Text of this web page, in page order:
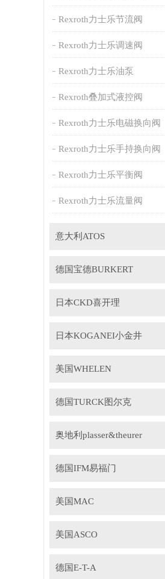
Rexroth力士乐节流阀
Rexroth力士乐调速阀
Rexroth力士乐油泵
Rexroth叠加式液控阀
Rexroth力士乐电磁换向阀
Rexroth力士乐手持换向阀
Rexroth力士乐平衡阀
Rexroth力士乐流量阀
意大利ATOS
德国宝德BURKERT
日本CKD喜开理
日本KOGANEI小金井
美国WHELEN
德国TURCK图尔克
奥地利plasser&theurer
德国IFM易福门
美国MAC
美国ASCO
德国E-T-A